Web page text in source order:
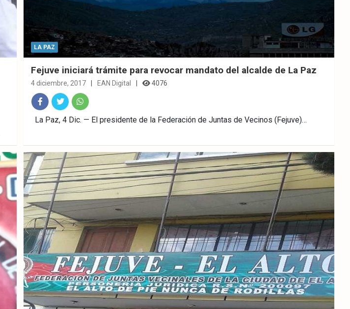
LA PAZ
Fejuve iniciará trámite para revocar mandato del alcalde de La Paz
4 diciembre, 2017 EAN Digital 4076
Fac
ok
Twitt What
p
La Paz, 4 Dic. — El presidente de la Federación de Juntas de Vecinos (Fejuve)…